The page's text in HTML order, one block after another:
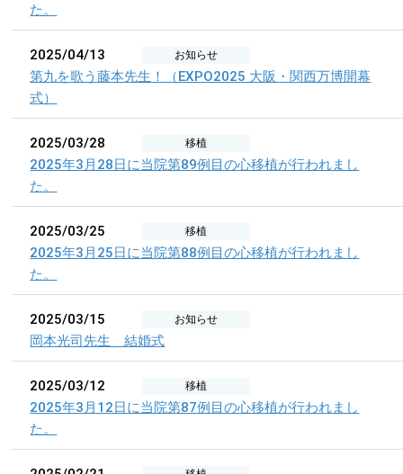
た。
2025/04/13 お知らせ
第九を歌う藤本先生！（EXPO2025 大阪・関西万博開幕
式）
2025/03/28 移植
2025年3月28日に当院第89例目の心移植が行われまし
た。
2025/03/25 移植
2025年3月25日に当院第88例目の心移植が行われまし
た。
2025/03/15 お知らせ
岡本光司先生 結婚式
2025/03/12 移植
2025年3月12日に当院第87例目の心移植が行われまし
た。